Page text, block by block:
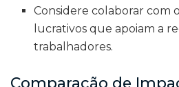
Considere colaborar com
lucrativos que apoiam a
trabalhadores.
Comparação de